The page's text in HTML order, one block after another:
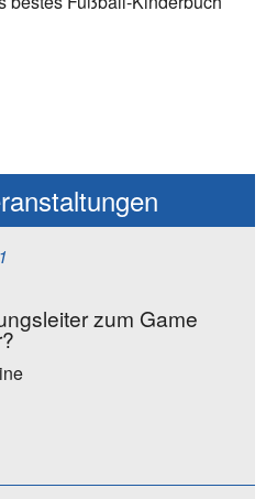
zum Game